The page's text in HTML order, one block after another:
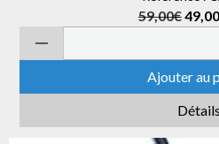
59,00€
Ajouter au
Détails